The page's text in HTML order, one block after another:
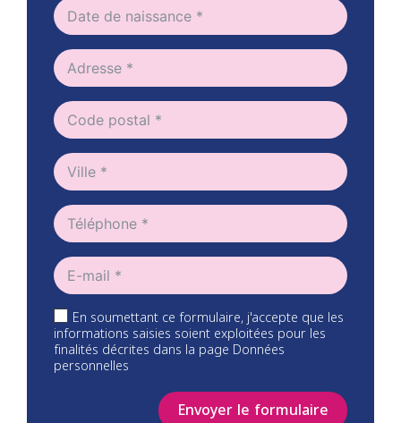
En soumettant ce formulaire, j'accepte que les
informations saisies soient exploitées pour les
finalités décrites dans la page Données
personnelles
Envoyer le formulaire